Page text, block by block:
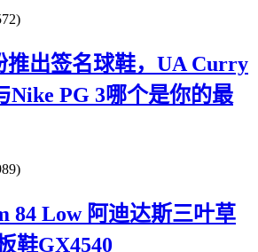
推出签名球鞋，UA Curry
Nike PG 3哪个是你的最
84 Low 阿迪达斯三叶草
鞋GX4540